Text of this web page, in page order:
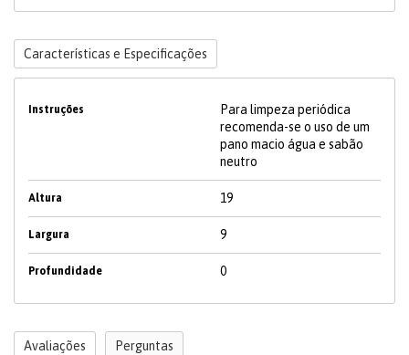
Características e Especificações
Instruções
Para limpeza periódica
recomenda-se o uso de um
pano macio água e sabão
neutro
Altura 19
Largura 9
Profundidade 0
Avaliações Perguntas